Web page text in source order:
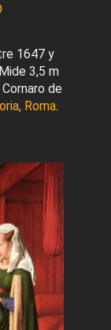
1647 y
3,5 m
de
Roma.